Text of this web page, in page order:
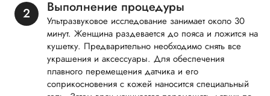
Выполнение процедуры
Ультразвуковое исследование занимает около 30
минут. Женщина раздевается до пояса и ложится на
кушетку. Предварительно необходимо снять все
украшения и аксессуары. Для обеспечения
плавного перемещения датчика и его
соприкосновения с кожей наносится специальный